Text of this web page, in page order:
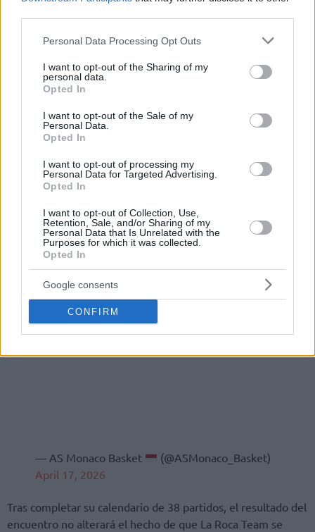
Please note that this website/app uses one or more Google
not limited to your visit or usage behaviour. You may click to
grant or deny consent to Google and its third-party tags to
use your data for below specified purposes in below Google
consent section.
Personal Data Processing Opt Outs
I want to opt-out of the Sharing of my
personal data.
Opted In
I want to opt-out of the Sale of my
Personal Data.
Opted In
I want to opt-out of processing my
Personal Data for Targeted Advertising.
Opted In
I want to opt-out of Collection, Use,
Retention, Sale, and/or Sharing of my
Personal Data that Is Unrelated with the
Purposes for which it was collected.
Opted In
Google consents
CONFIRM
— AS Monaco Basket
(@ASMonaco_Basket)
April 17, 2026
Tras completar su calendario de 38 partidos, el resultado del
encuentro no alterará el hecho de que La Roca Team se